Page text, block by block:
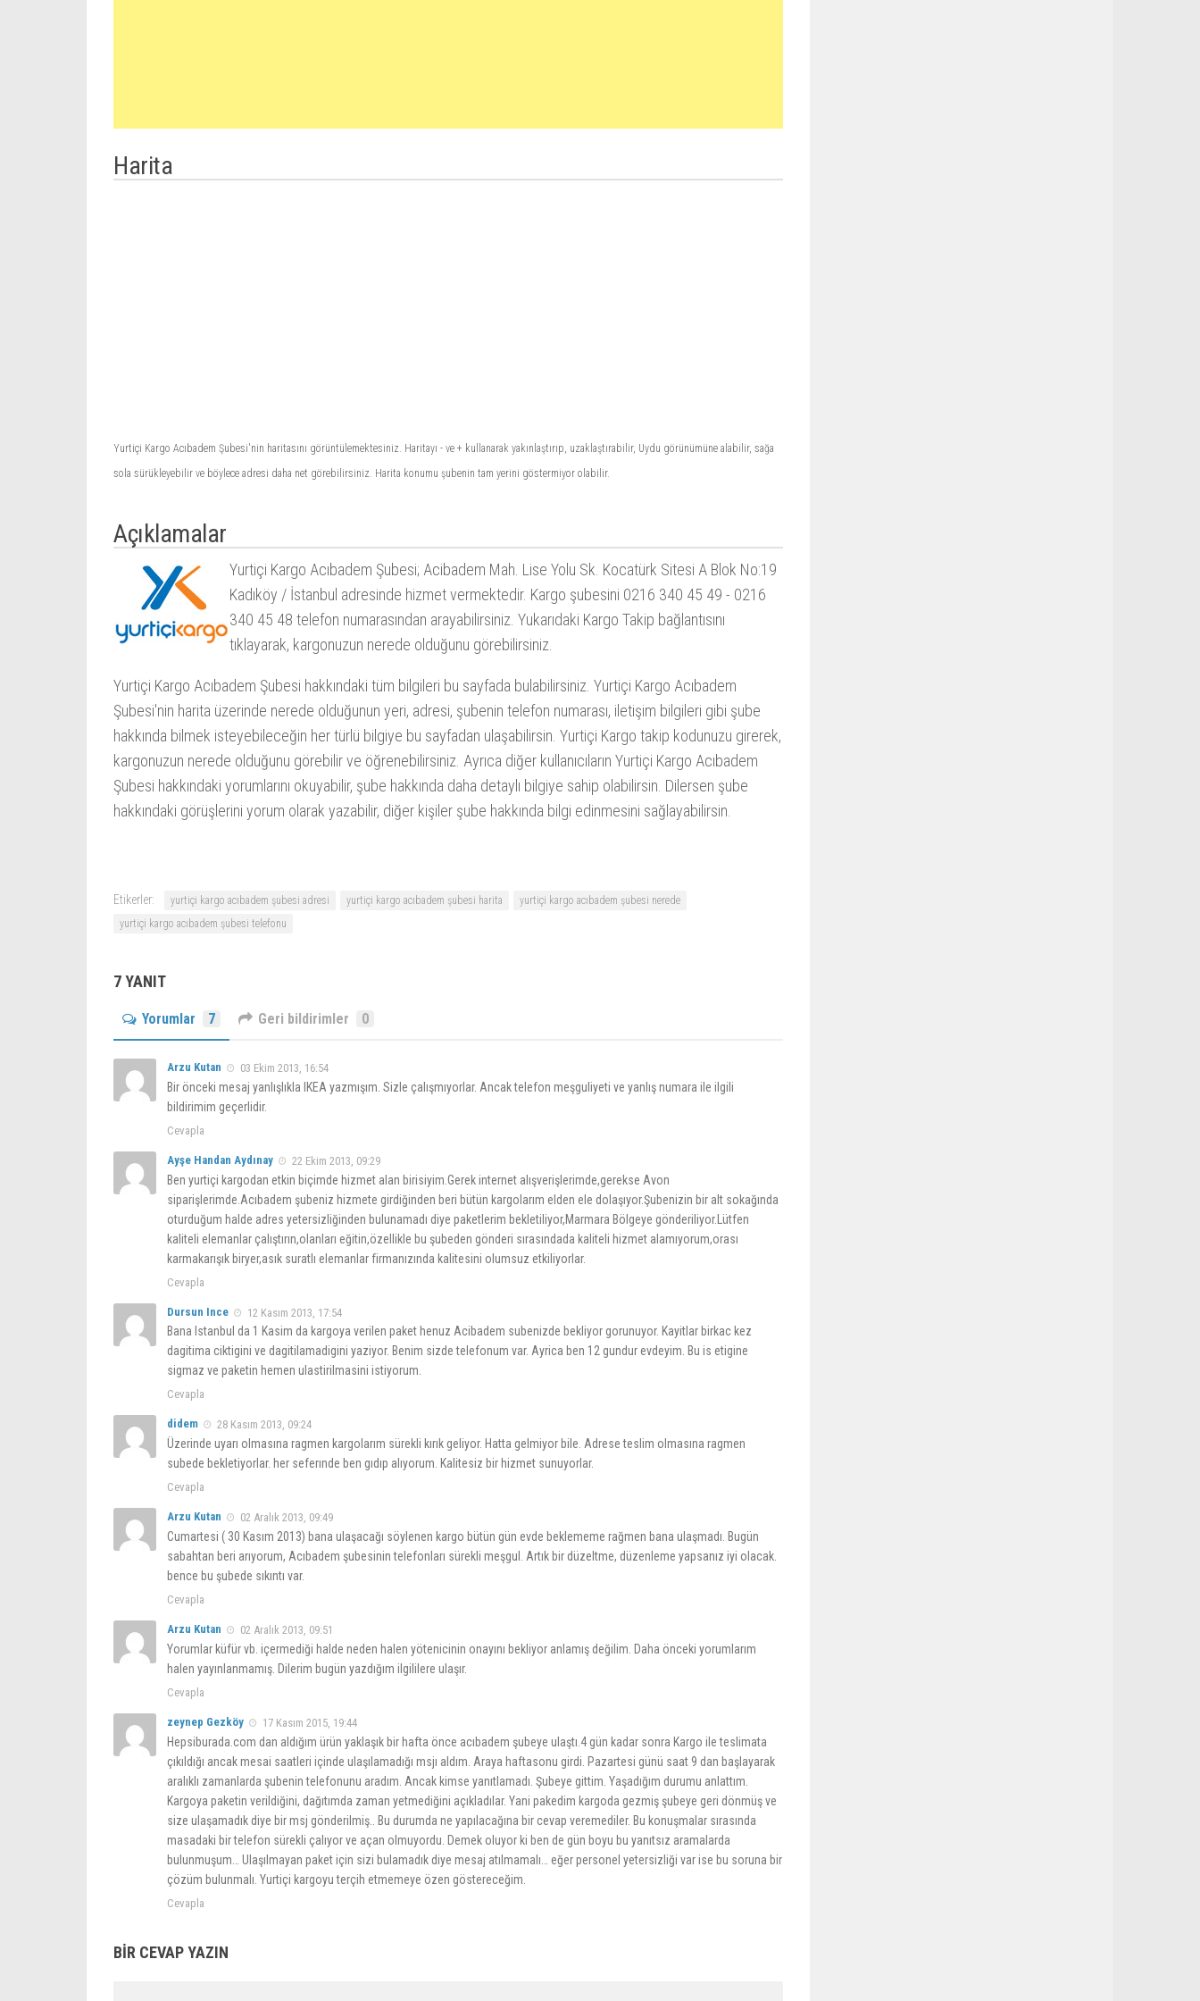
Harita
Yurtiçi Kargo Acıbadem Şubesi'nin haritasını görüntülemektesiniz. Haritayı - ve + kullanarak yakınlaştırıp, uzaklaştırabilir, Uydu görünümüne alabilir, sağa
sola sürükleyebilir ve böylece adresi daha net görebilirsiniz. Harita konumu şubenin tam yerini göstermiyor olabilir.
Açıklamalar
Yurtiçi Kargo Acıbadem Şubesi; Acibadem Mah. Lise Yolu Sk. Kocatürk Sitesi A Blok No:19
Kadıköy / İstanbul adresinde hizmet vermektedir. Kargo şubesini 0216 340 45 49 - 0216
340 45 48 telefon numarasından arayabilirsiniz. Yukarıdaki Kargo Takip bağlantısını
tıklayarak, kargonuzun nerede olduğunu görebilirsiniz.
Yurtiçi Kargo Acıbadem Şubesi hakkındaki tüm bilgileri bu sayfada bulabilirsiniz. Yurtiçi Kargo Acıbadem
Şubesi'nin harita üzerinde nerede olduğunun yeri, adresi, şubenin telefon numarası, iletişim bilgileri gibi şube
hakkında bilmek isteyebileceğin her türlü bilgiye bu sayfadan ulaşabilirsin. Yurtiçi Kargo takip kodunuzu girerek,
kargonuzun nerede olduğunu görebilir ve öğrenebilirsiniz. Ayrıca diğer kullanıcıların Yurtiçi Kargo Acıbadem
Şubesi hakkındaki yorumlarını okuyabilir, şube hakkında daha detaylı bilgiye sahip olabilirsin. Dilersen şube
hakkındaki görüşlerini yorum olarak yazabilir, diğer kişiler şube hakkında bilgi edinmesini sağlayabilirsin.
Etikerler: yurtiçi kargo acıbadem şubesi adresi yurtiçi kargo acıbadem şubesi harita
yurtiçi kargo acıbadem şubesi nerede
yurtiçi kargo acıbadem şubesi telefonu
7 YANIT
Yorumlar 7 Geri bildirimler 0
Arzu Kutan 03 Ekim 2013, 16:54
Bir önceki mesaj yanlışlıkla IKEA yazmışım. Sizle çalışmıyorlar. Ancak telefon meşguliyeti ve yanlış numara ile ilgili
bildirimim geçerlidir.
Cevapla
Ayşe Handan Aydınay 22 Ekim 2013, 09:29
Ben yurtiçi kargodan etkin biçimde hizmet alan birisiyim.Gerek internet alışverişlerimde,gerekse Avon
siparişlerimde.Acıbadem şubeniz hizmete girdiğinden beri bütün kargolarım elden ele dolaşıyor.Şubenizin bir alt sokağında
oturduğum halde adres yetersizliğinden bulunamadı diye paketlerim bekletiliyor,Marmara Bölgeye gönderiliyor.Lütfen
kaliteli elemanlar çalıştırın,olanları eğitin,özellikle bu şubeden gönderi sırasındada kaliteli hizmet alamıyorum,orası
karmakarışık biryer,asık suratlı elemanlar firmanızında kalitesini olumsuz etkiliyorlar.
Cevapla
Dursun Ince 12 Kasım 2013, 17:54
Bana Istanbul da 1 Kasim da kargoya verilen paket henuz Acibadem subenizde bekliyor gorunuyor. Kayitlar birkac kez
dagitima ciktigini ve dagitilamadigini yaziyor. Benim sizde telefonum var. Ayrica ben 12 gundur evdeyim. Bu is etigine
sigmaz ve paketin hemen ulastirilmasini istiyorum.
Cevapla
didem 28 Kasım 2013, 09:24
Üzerinde uyarı olmasına ragmen kargolarım sürekli kırık geliyor. Hatta gelmiyor bile. Adrese teslim olmasına ragmen
subede bekletiyorlar. her seferınde ben gıdıp alıyorum. Kalitesiz bir hizmet sunuyorlar.
Cevapla
Arzu Kutan 02 Aralık 2013, 09:49
Cumartesi ( 30 Kasım 2013) bana ulaşacağı söylenen kargo bütün gün evde beklememe rağmen bana ulaşmadı. Bugün
sabahtan beri arıyorum, Acıbadem şubesinin telefonları sürekli meşgul. Artık bir düzeltme, düzenleme yapsanız iyi olacak.
bence bu şubede sıkıntı var.
Cevapla
Arzu Kutan 02 Aralık 2013, 09:51
Yorumlar küfür vb. içermediği halde neden halen yötenicinin onayını bekliyor anlamış değilim. Daha önceki yorumlarım
halen yayınlanmamış. Dilerim bugün yazdığım ilgililere ulaşır.
Cevapla
zeynep Gezköy 17 Kasım 2015, 19:44
Hepsiburada.com dan aldığım ürün yaklaşık bir hafta önce acıbadem şubeye ulaştı.4 gün kadar sonra Kargo ile teslimata
çıkıldığı ancak mesai saatleri içinde ulaşılamadığı msjı aldım. Araya haftasonu girdi. Pazartesi günü saat 9 dan başlayarak
aralıklı zamanlarda şubenin telefonunu aradım. Ancak kimse yanıtlamadı. Şubeye gittim. Yaşadığım durumu anlattım.
Kargoya paketin verildiğini, dağıtımda zaman yetmediğini açıkladılar. Yani pakedim kargoda gezmiş şubeye geri dönmüş ve
size ulaşamadık diye bir msj gönderilmiş.. Bu durumda ne yapılacağına bir cevap veremediler. Bu konuşmalar sırasında
masadaki bir telefon sürekli çalıyor ve açan olmuyordu. Demek oluyor ki ben de gün boyu bu yanıtsız aramalarda
bulunmuşum… Ulaşılmayan paket için sizi bulamadık diye mesaj atılmamalı… eğer personel yetersizliği var ise bu soruna bir
çözüm bulunmalı. Yurtiçi kargoyu terçih etmemeye özen göstereceğim.
Cevapla
BIR CEVAP YAZIN